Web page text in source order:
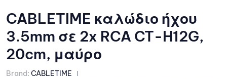
CABLETIME καλώδιο ήχου
3.5mm σε 2x RCA CT-H12G,
20cm, μαύρο
Brand: CABLETIME